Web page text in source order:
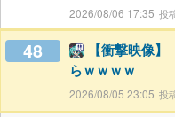
2026/08/06 17:35
48
【衝撃映像
らｗｗｗｗ
2026/08/05 23:05